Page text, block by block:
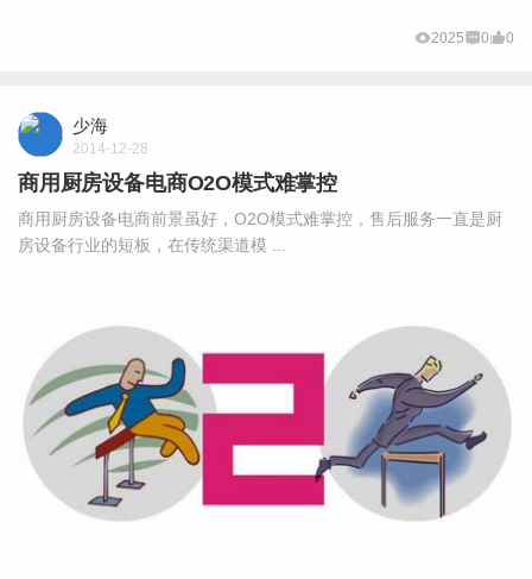
2025 0 0
少海
2014-12-28
商用厨房设备电商O2O模式难掌控
商用厨房设备电商前景虽好，O2O模式难掌控，售后服务一直是厨
房设备行业的短板，在传统渠道模 ...